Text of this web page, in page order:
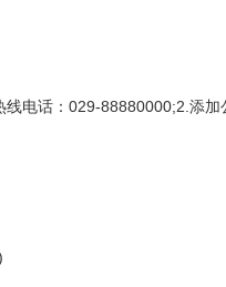
话：029-88880000;2.添加